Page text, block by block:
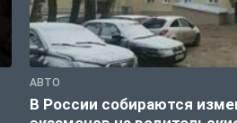
АВТО
В России собираются